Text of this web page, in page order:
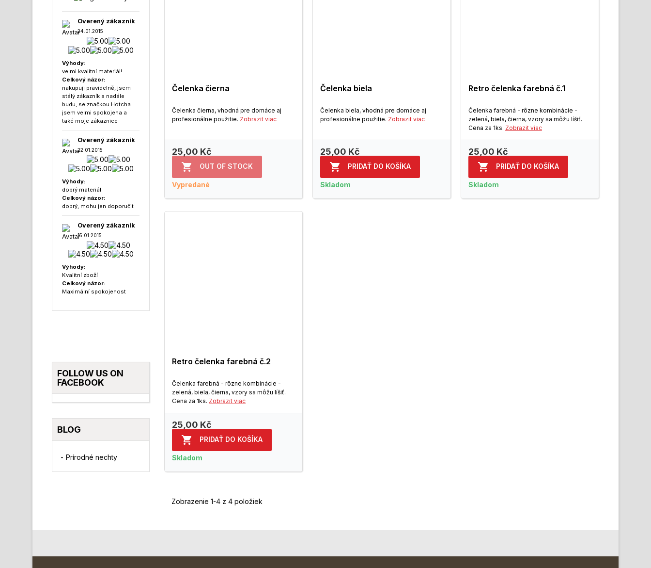
Overený zákazník
24.01.2015
Výhody:
velmi kvalitní materiál!
Celkový názor:
nakupuji pravidelně, jsem
stálý zákazník a nadále
budu, se značkou Hotcha
jsem velmi spokojena a
také moje zákaznice
Overený zákazník
22.01.2015
Výhody:
dobrý materiál
Celkový názor:
dobrý, mohu jen doporučit
Overený zákazník
15.01.2015
Výhody:
Kvalitní zboží
Celkový názor:
Maximální spokojenost
FOLLOW US ON
FACEBOOK
BLOG
Prírodné nechty
Čelenka čierna
Čelenka čierna, vhodná pre domáce aj
profesionálne použitie. Zobrazit viac
25,00 Kč
 OUT OF STOCK
Vypredané
Čelenka biela
Čelenka biela, vhodná pre domáce aj
profesionálne použitie. Zobrazit viac
25,00 Kč
 PRIDAŤ DO KOŠÍKA
Skladom
Retro čelenka farebná č.1
Čelenka farebná - rôzne kombinácie -
zelená, biela, čierna, vzory sa môžu líšiť.
Cena za 1ks. Zobrazit viac
25,00 Kč
 PRIDAŤ DO KOŠÍKA
Skladom
Retro čelenka farebná č.2
Čelenka farebná - rôzne kombinácie -
zelená, biela, čierna, vzory sa môžu líšiť.
Cena za 1ks. Zobrazit viac
25,00 Kč
 PRIDAŤ DO KOŠÍKA
Skladom
Zobrazenie 1-4 z 4 položiek